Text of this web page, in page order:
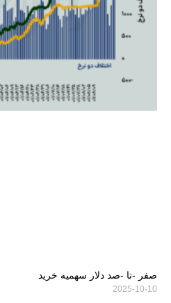
صفر -تا -صد دلار سهمیه خرید
2025-10-10